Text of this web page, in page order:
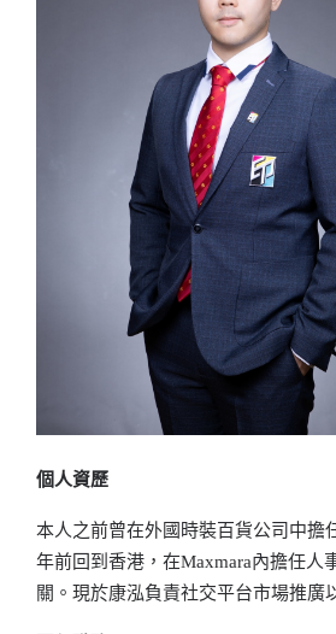
個人資歷
本人之前曾在外國時裝百貨公司中擔
年前回到香港，在Maxmara內擔任人
關。現於康泓負責社交平台市場推廣